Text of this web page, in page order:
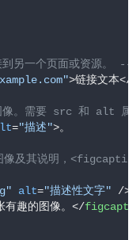
另一个页面或资源。 -->
>链接文本</
像。需要 src 和 alt 属
="描述">。
及其说明，
alt="描述性文字" />
有趣的图像。 </